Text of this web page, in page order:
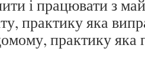
і працювати з
практику яка
практику яка